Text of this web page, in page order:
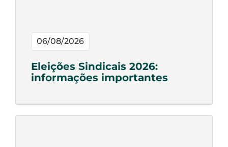
06/08/2026
Eleições Sindicais 2026:
informações importantes